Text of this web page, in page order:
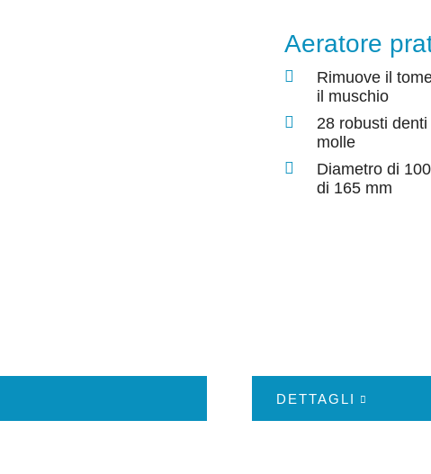
Aeratore
Rimuove il
il muschio
28 robusti
molle
Diametro di
di 165 mm
DETTAGLI